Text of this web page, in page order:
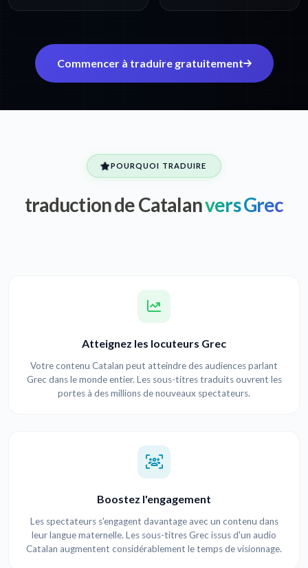
Commencer à traduire gratuitement
POURQUOI TRADUIRE
traduction de Catalanvers Grec
Atteignez les locuteurs Grec
Votre contenu Catalan peut atteindre des audiences parlant
Grec dans le monde entier. Les sous-titres traduits ouvrent les
portes à des millions de nouveaux spectateurs.
Boostez l'engagement
Les spectateurs s'engagent davantage avec un contenu dans
leur langue maternelle. Les sous-titres Grec issus d'un audio
Catalan augmentent considérablement le temps de visionnage.